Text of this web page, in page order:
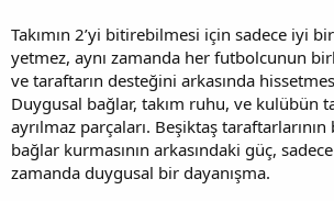
Takımın 2’yi bitirebilmesi için sadece iyi
yetmez, aynı zamanda her futbolcunun
ve taraftarın desteğini arkasında
Duygusal bağlar, takım ruhu, ve kulübün
ayrılmaz parçaları. Beşiktaş
bağlar kurmasının arkasındaki güç,
zamanda duygusal bir dayanışma.